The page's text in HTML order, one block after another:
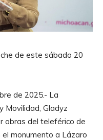
de este sábado 20
de 2025.- La
Movilidad, Gladyz
obras del teleférico de
el monumento a Lázaro